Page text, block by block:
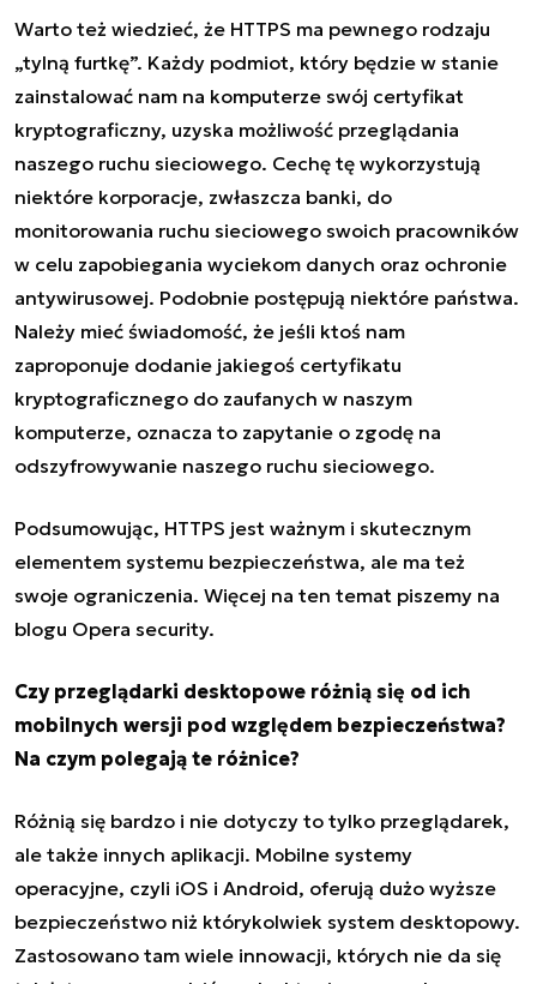
Warto też wiedzieć, że HTTPS ma pewnego rodzaju
„tylną furtkę”. Każdy podmiot, który będzie w stanie
zainstalować nam na komputerze swój certyfikat
kryptograficzny, uzyska możliwość przeglądania
naszego ruchu sieciowego. Cechę tę wykorzystują
niektóre korporacje, zwłaszcza banki, do
monitorowania ruchu sieciowego swoich pracowników
w celu zapobiegania wyciekom danych oraz ochronie
antywirusowej. Podobnie postępują niektóre państwa.
Należy mieć świadomość, że jeśli ktoś nam
zaproponuje dodanie jakiegoś certyfikatu
kryptograficznego do zaufanych w naszym
komputerze, oznacza to zapytanie o zgodę na
odszyfrowywanie naszego ruchu sieciowego.
Podsumowując, HTTPS jest ważnym i skutecznym
elementem systemu bezpieczeństwa, ale ma też
swoje ograniczenia. Więcej na ten temat piszemy na
blogu Opera security.
Czy przeglądarki desktopowe różnią się od ich
mobilnych wersji pod względem bezpieczeństwa?
Na czym polegają te różnice?
Różnią się bardzo i nie dotyczy to tylko przeglądarek,
ale także innych aplikacji. Mobilne systemy
operacyjne, czyli iOS i Android, oferują dużo wyższe
bezpieczeństwo niż którykolwiek system desktopowy.
Zastosowano tam wiele innowacji, których nie da się